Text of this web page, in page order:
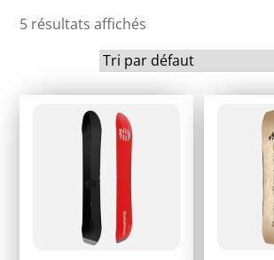
5 résultats affichés